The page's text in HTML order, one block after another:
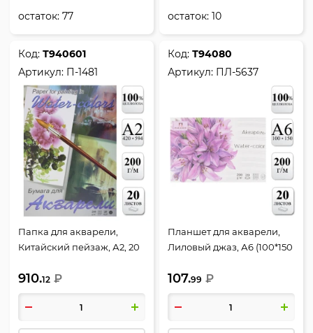
остаток:77 остаток:10
Код:Т940601
Артикул: П-1481
Папка для акварели,
Китайский пейзаж, А2, 20
белый, Лилия Холдинг,
П-1481
910.12 ₽
Код:Т94080
Артикул: ПЛ-5637
Планшет для акварели,
Лиловый джаз, А6 (100*150
склейка, Лилия Холдинг,
ПЛ-5637
107.99 ₽